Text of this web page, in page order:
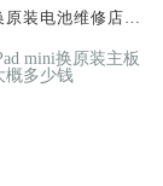
装电池维修店大